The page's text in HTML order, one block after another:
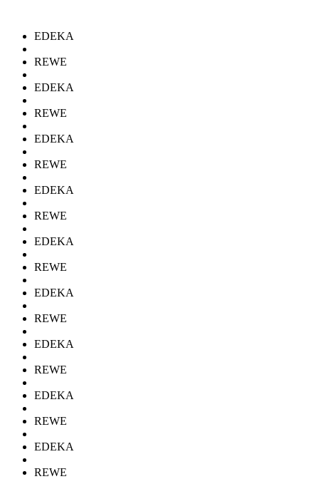
EDEKA
REWE
EDEKA
REWE
EDEKA
REWE
EDEKA
REWE
EDEKA
REWE
EDEKA
REWE
EDEKA
REWE
EDEKA
REWE
EDEKA
REWE